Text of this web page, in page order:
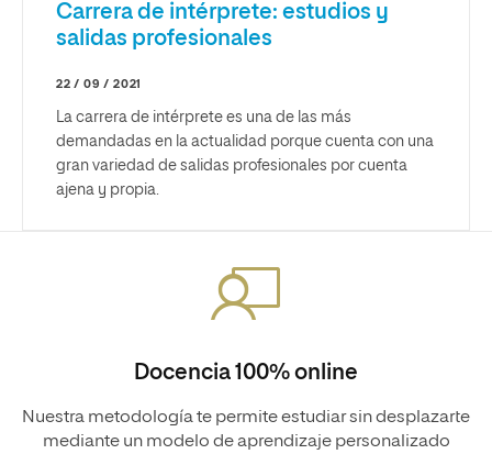
Carrera de intérprete: estudios y
salidas profesionales
22 / 09 / 2021
La carrera de intérprete es una de las más
demandadas en la actualidad porque cuenta con una
gran variedad de salidas profesionales por cuenta
ajena y propia.
Docencia 100% online
Nuestra metodología te permite estudiar sin desplazarte
mediante un modelo de aprendizaje personalizado